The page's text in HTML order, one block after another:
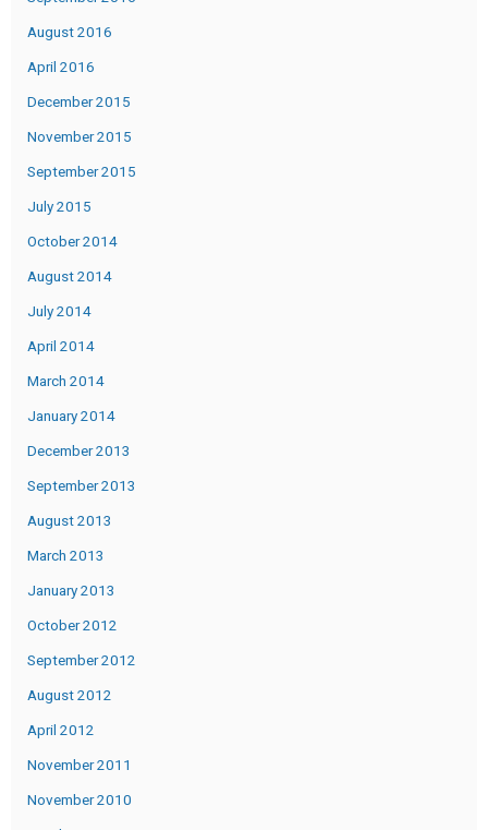
August 2016
April 2016
December 2015
November 2015
September 2015
July 2015
October 2014
August 2014
July 2014
April 2014
March 2014
January 2014
December 2013
September 2013
August 2013
March 2013
January 2013
October 2012
September 2012
August 2012
April 2012
November 2011
November 2010